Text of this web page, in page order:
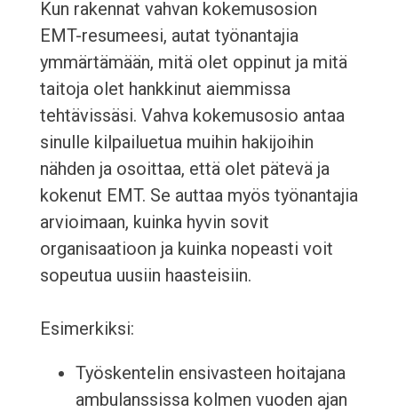
Kun rakennat vahvan kokemusosion
EMT-resumeesi, autat työnantajia
ymmärtämään, mitä olet oppinut ja mitä
taitoja olet hankkinut aiemmissa
tehtävissäsi. Vahva kokemusosio antaa
sinulle kilpailuetua muihin hakijoihin
nähden ja osoittaa, että olet pätevä ja
kokenut EMT. Se auttaa myös työnantajia
arvioimaan, kuinka hyvin sovit
organisaatioon ja kuinka nopeasti voit
sopeutua uusiin haasteisiin.
Esimerkiksi:
Työskentelin ensivasteen hoitajana
ambulanssissa kolmen vuoden ajan